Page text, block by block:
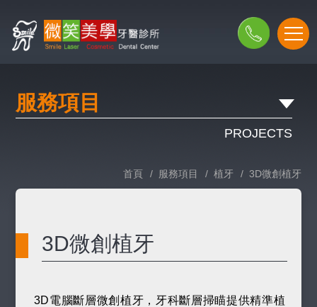
服務項目
PROJECTS
首頁 / 服務項目 / 植牙 / 3D微創植牙
3D微創植牙
3D電腦斷層微創植牙，牙科斷層掃瞄提供精準植